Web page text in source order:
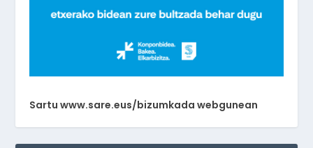
Sartu www.sare.eus/bizumkada webgunean